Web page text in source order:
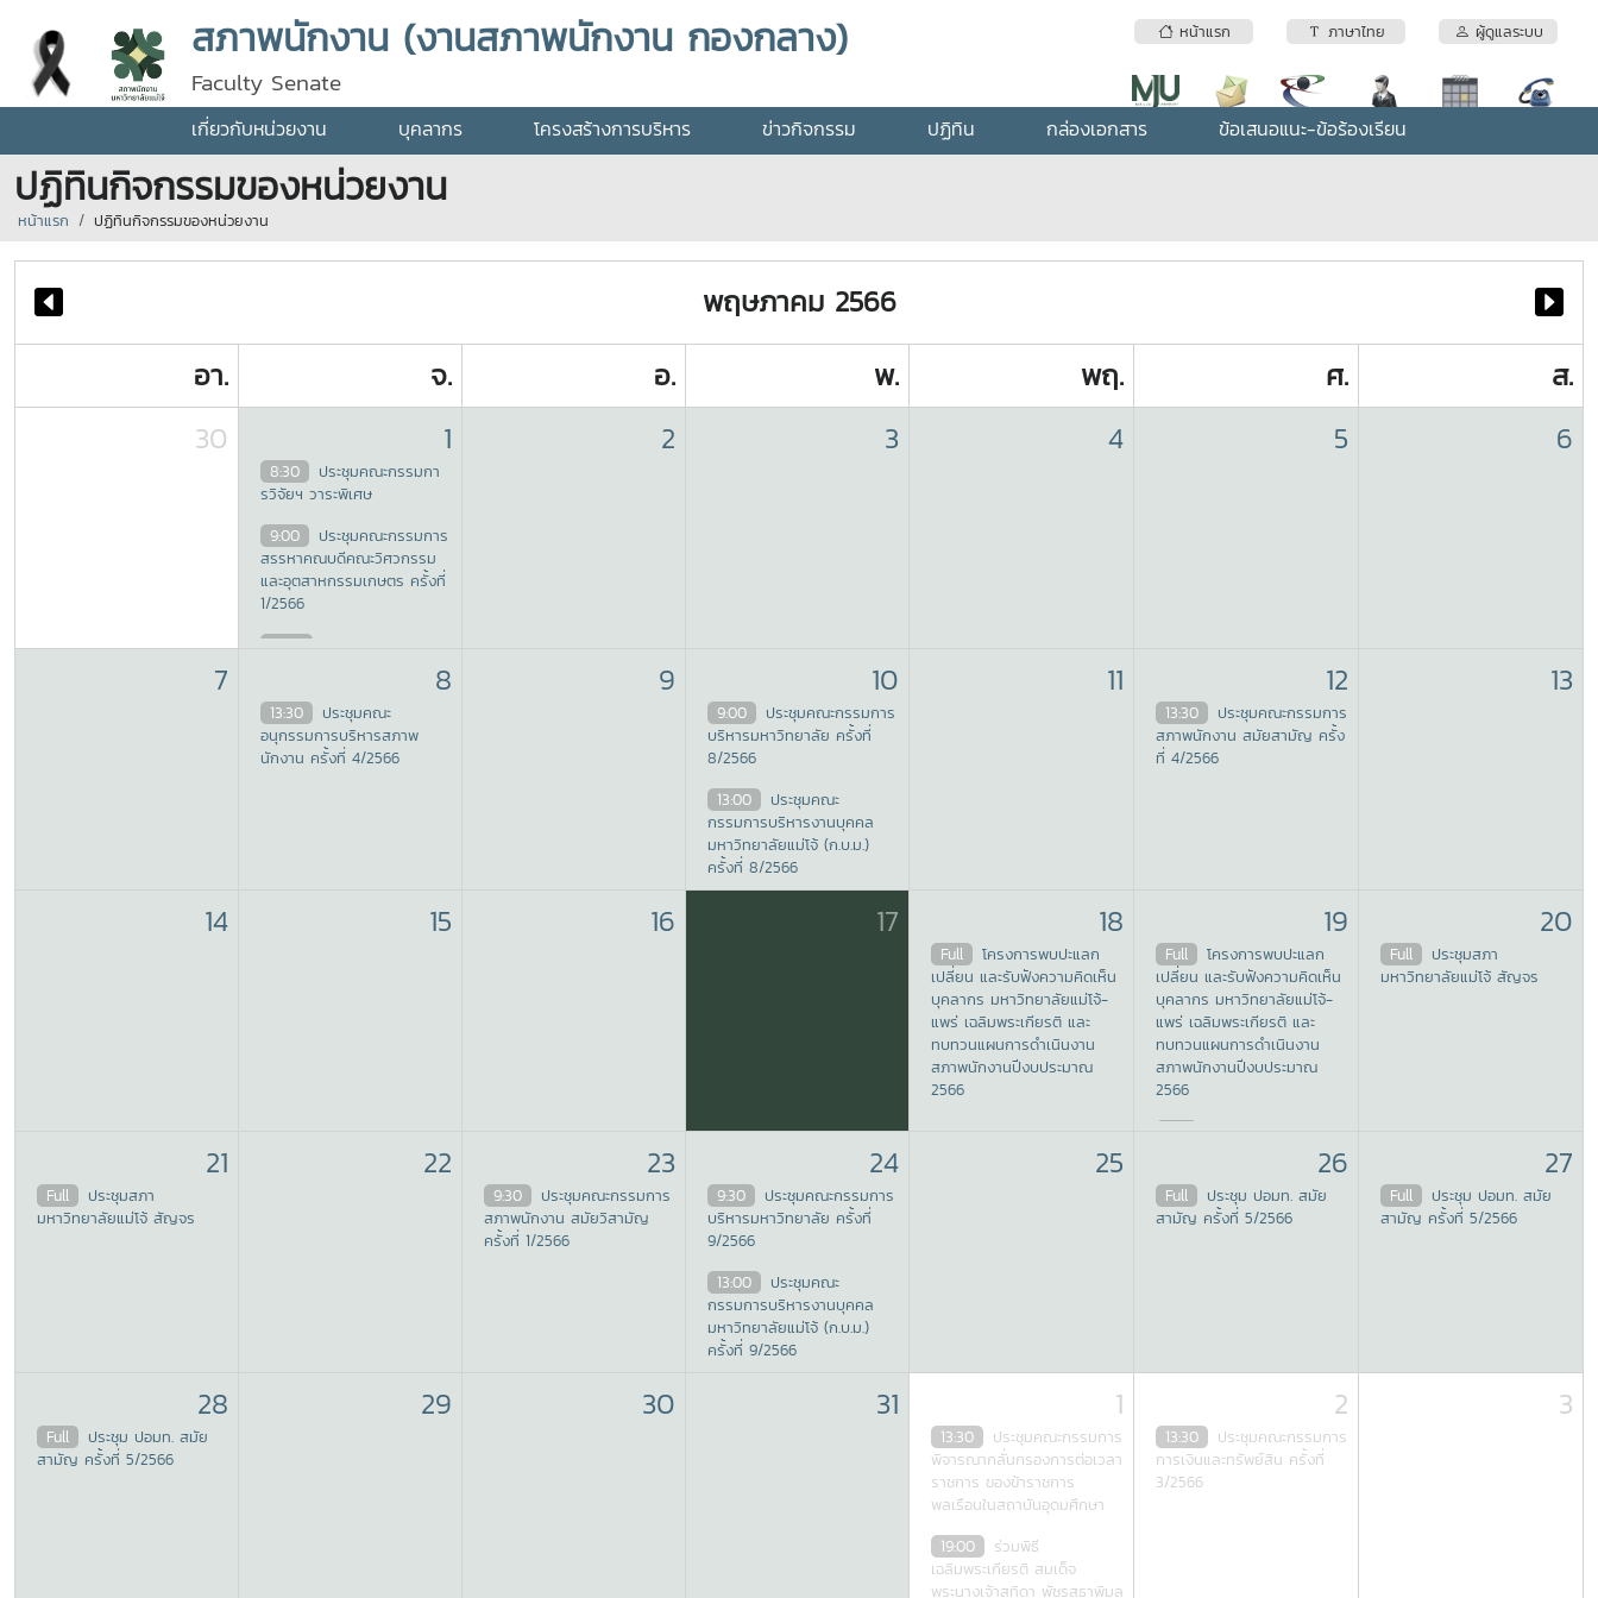
หน้าแรก ภาษาไทย ผู้ดูแลระบบ
สภาพนักงาน (งานสภาพนักงาน กองกลาง)
Faculty Senate
เกี่ยวกับหน่วยงาน บุคลากร โครงสร้างการบริหาร ข่าวกิจกรรม ปฏิทิน กล่องเอกสาร ข้อเสนอแนะ-ข้อร้องเรียน
ปฏิทินกิจกรรมของหน่วยงาน
หน้าแรก ปฏิทินกิจกรรมของหน่วยงาน
พฤษภาคม 2566
อา.
จ. อ. พ. พฤ. ศ.
ส.
30
1
8:30
ประชุมคณะกรรมกา
รวิจัยฯ วาระพิเศษ
9:00
ประชุมคณะกรรมการ
สรรหาคณบดีคณะวิศวกรรม
และอุตสาหกรรมเกษตร ครั้งที่
1/2566
13:30
2 3 4 5 6
7 8
13:30
ประชุมคณะ
อนุกรรมการบริหารสภาพ
นักงาน ครั้งที่ 4/2566
9 10
9:00
ประชุมคณะกรรมการ
บริหารมหาวิทยาลัย ครั้งที่
8/2566
13:00
ประชุมคณะ
กรรมการบริหารงานบุคคล
มหาวิทยาลัยแม่โจ้ (ก.บ.ม.)
ครั้งที่ 8/2566
11 12
13:30
ประชุมคณะกรรมการ
สภาพนักงาน สมัยสามัญ ครั้ง
ที่ 4/2566
13
14 15 16 17 18
Full
โครงการพบปะแลก
เปลี่ยน และรับฟังความคิดเห็น
บุคลากร มหาวิทยาลัยแม่โจ้-
แพร่ เฉลิมพระเกียรติ และ
ทบทวนแผนการดำเนินงาน
สภาพนักงานปีงบประมาณ
2566
19
Full
โครงการพบปะแลก
เปลี่ยน และรับฟังความคิดเห็น
บุคลากร มหาวิทยาลัยแม่โจ้-
แพร่ เฉลิมพระเกียรติ และ
ทบทวนแผนการดำเนินงาน
สภาพนักงานปีงบประมาณ
2566
20
Full
ประชุมสภา
มหาวิทยาลัยแม่โจ้ สัญจร
21
Full
ประชุมสภา
มหาวิทยาลัยแม่โจ้ สัญจร
22 23
9:30
ประชุมคณะกรรมการ
สภาพนักงาน สมัยวิสามัญ
ครั้งที่ 1/2566
24
9:30
ประชุมคณะกรรมการ
บริหารมหาวิทยาลัย ครั้งที่
9/2566
13:00
ประชุมคณะ
กรรมการบริหารงานบุคคล
มหาวิทยาลัยแม่โจ้ (ก.บ.ม.)
ครั้งที่ 9/2566
25 26
Full
ประชุม ปอมท. สมัย
สามัญ ครั้งที่ 5/2566
27
Full
ประชุม ปอมท. สมัย
สามัญ ครั้งที่ 5/2566
28
Full
ประชุม ปอมท. สมัย
สามัญ ครั้งที่ 5/2566
29 30 31 1
13:30
ประชุมคณะกรรมการ
พิจารณากลั่นกรองการต่อเวลา
ราชการ ของข้าราชการ
พลเรือนในสถาบันอุดมศึกษา
19:00
ร่วมพิธี
เฉลิมพระเกียรติ สมเด็จ
พระนางเจ้าสุทิดา พัชรสุธาพิมล
2
13:30
ประชุมคณะกรรมการ
การเงินและทรัพย์สิน ครั้งที่
3/2566
3